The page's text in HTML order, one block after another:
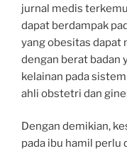
jurnal medis
dapat berdampak
yang obesitas dapat
dengan berat badan
kelainan pada sistem
ahli obstetri dan
Dengan demikian,
pada ibu hamil perlu